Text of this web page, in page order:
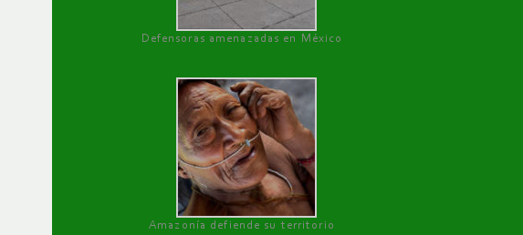
Defensoras amenazadas en México
Amazonía defiende su territorio